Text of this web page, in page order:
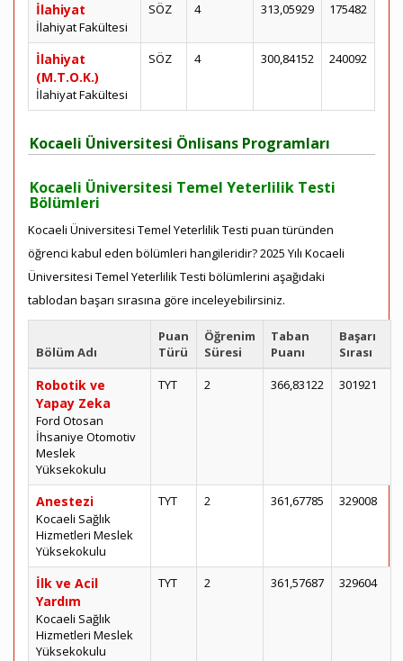
İlahiyat
İlahiyat Fakültesi
SÖZ 4 313,05929 175482
İlahiyat
(M.T.O.K.)
İlahiyat Fakültesi
SÖZ 4 300,84152 240092
Kocaeli Üniversitesi Önlisans Programları
Kocaeli Üniversitesi Temel Yeterlilik Testi
Bölümleri
Kocaeli Üniversitesi Temel Yeterlilik Testi puan türünden
öğrenci kabul eden bölümleri hangileridir? 2025 Yılı Kocaeli
Üniversitesi Temel Yeterlilik Testi bölümlerini aşağıdaki
tablodan başarı sırasına göre inceleyebilirsiniz.
Bölüm Adı
Puan
Türü
Öğrenim
Süresi
Taban
Puanı
Başarı
Sırası
Robotik ve
Yapay Zeka
Ford Otosan
İhsaniye Otomotiv
Meslek
Yüksekokulu
TYT 2 366,83122 301921
Anestezi
Kocaeli Sağlık
Hizmetleri Meslek
Yüksekokulu
TYT 2 361,67785 329008
İlk ve Acil
Yardım
Kocaeli Sağlık
Hizmetleri Meslek
Yüksekokulu
TYT 2 361,57687 329604